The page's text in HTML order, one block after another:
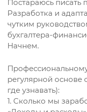
Постараюсь писать
Разработка и
чутким
бухгалтера-
Начнем.
регулярной основе
где узнавать):
1. Сколько мы